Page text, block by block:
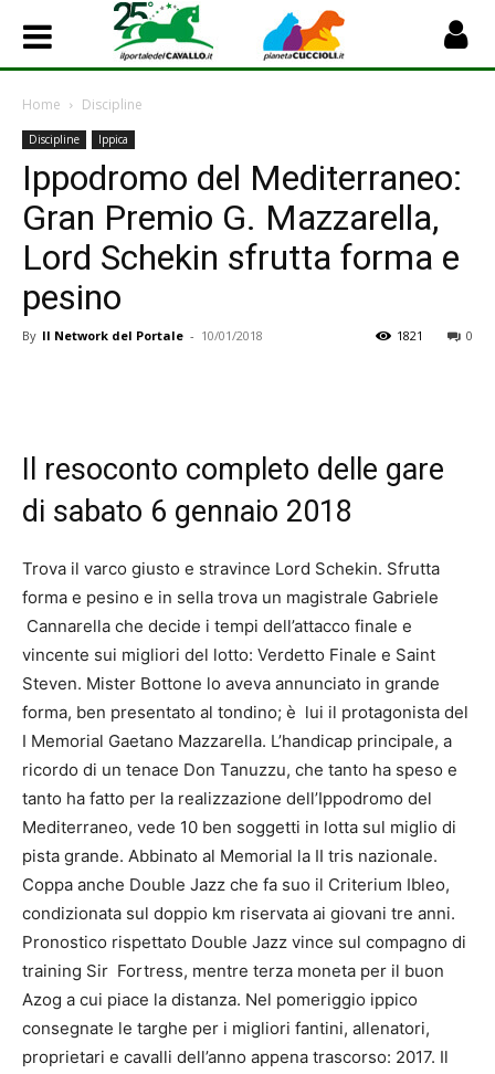
Home Discipline
Discipline Ippica
Ippodromo del Mediterraneo:
Gran Premio G. Mazzarella,
Lord Schekin sfrutta forma e
pesino
By Il Network del Portale - 10/01/2018 0
1821
Il resoconto completo delle gare
di sabato 6 gennaio 2018
Trova il varco giusto e stravince Lord Schekin. Sfrutta
forma e pesino e in sella trova un magistrale Gabriele
Cannarella che decide i tempi dell’attacco finale e
vincente sui migliori del lotto: Verdetto Finale e Saint
Steven. Mister Bottone lo aveva annunciato in grande
forma, ben presentato al tondino; è lui il protagonista del
I Memorial Gaetano Mazzarella. L’handicap principale, a
ricordo di un tenace Don Tanuzzu, che tanto ha speso e
tanto ha fatto per la realizzazione dell’Ippodromo del
Mediterraneo, vede 10 ben soggetti in lotta sul miglio di
pista grande. Abbinato al Memorial la II tris nazionale.
Coppa anche Double Jazz che fa suo il Criterium Ibleo,
condizionata sul doppio km riservata ai giovani tre anni.
Pronostico rispettato Double Jazz vince sul compagno di
training Sir Fortress, mentre terza moneta per il buon
Azog a cui piace la distanza. Nel pomeriggio ippico
consegnate le targhe per i migliori fantini, allenatori,
proprietari e cavalli dell’anno appena trascorso: 2017. Il